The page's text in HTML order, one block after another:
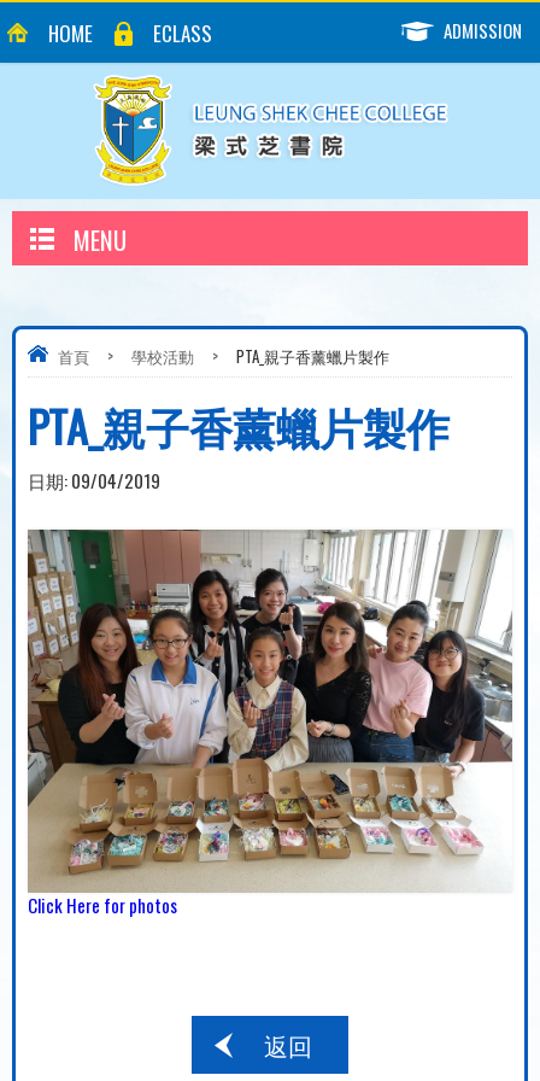
HOME ECLASS ADMISSION
MENU
首頁 > 學校活動 > PTA_親子香薰蠟片製作
PTA_親子香薰蠟片製作
日期:09/04/2019
Click Here for photos
返回